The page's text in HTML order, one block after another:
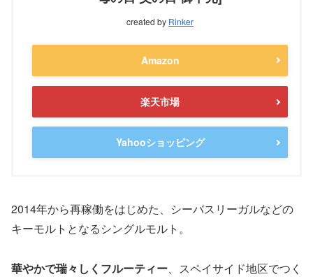
created by Rinker
Amazon
楽天市場
Yahooショッピング
2014年から再稼働をはじめた、シーバスリーガルなどの
キーモルトとなるシングルモルト。
華やかで瑞々しくフルーティー、スペイサイド地区でつく